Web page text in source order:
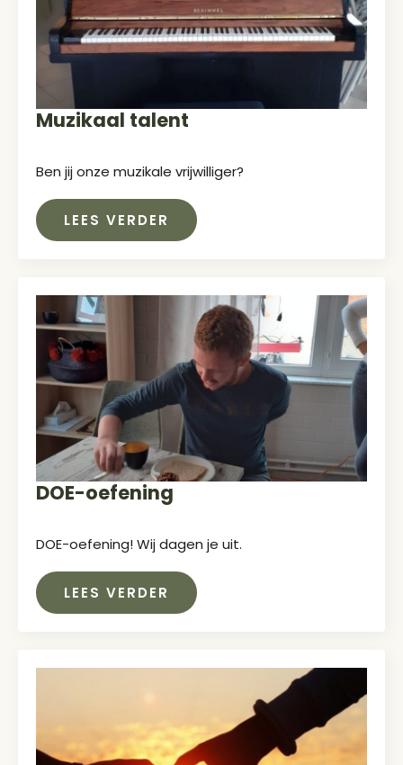
Muzikaal talent
Ben jij onze muzikale vrijwilliger?
LEES VERDER
DOE-oefening
DOE-oefening! Wij dagen je uit.
LEES VERDER